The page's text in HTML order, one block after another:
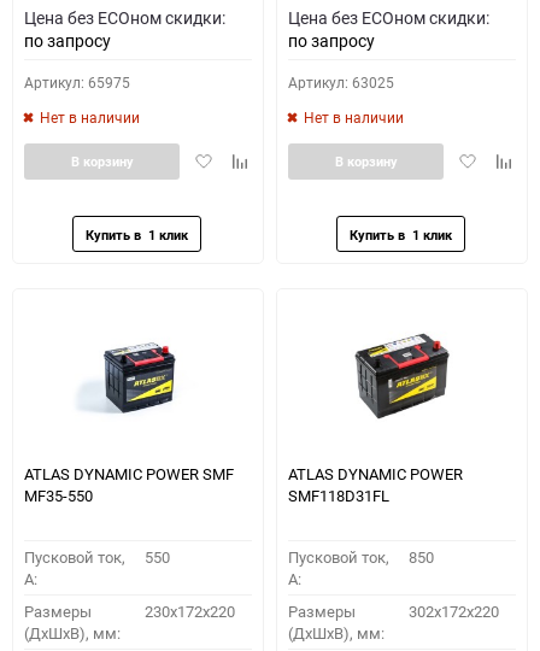
0 - обратная 1 - прямая 3 - обратная 4 - прямая
Цена без ECOном скидки:
по запросу
Артикул: 65975
Нет в наличии
ДобавитьДобавить
В корзину
Цена без ECOном скидки:
по запросу
Артикул: 63025
Нет в наличии
Добавить
В корзину
ATLAS DYNAMIC POWER SMF
MF35-550
Пусковой ток,
A:
550
Размеры
(ДхШхВ), мм:
230x172x220
ATLAS DYNAMIC POWER
SMF118D31FL
Пусковой ток,
A:
850
Размеры
(ДхШхВ), мм:
302x172x220